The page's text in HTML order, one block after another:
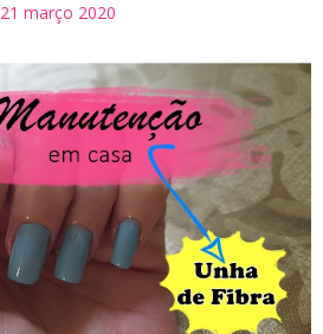
21 março 2020